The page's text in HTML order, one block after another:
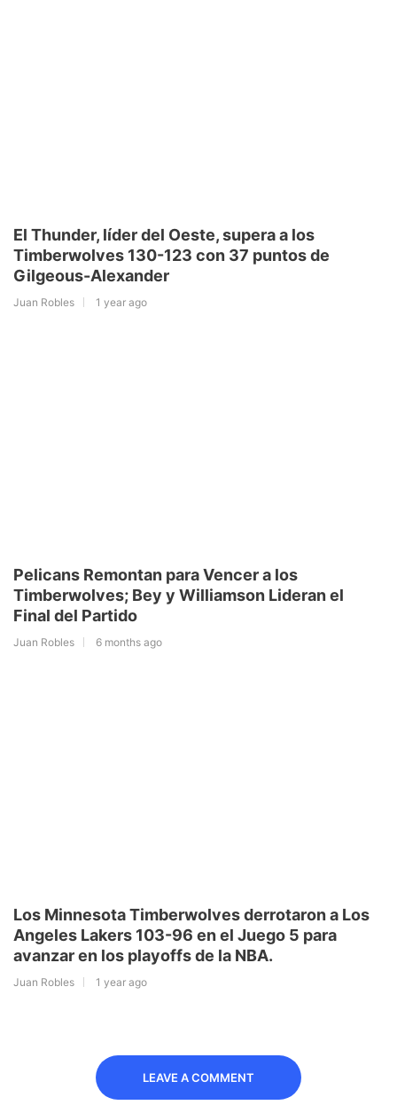
El Thunder, líder del Oeste, supera a los
Timberwolves 130-123 con 37 puntos de
Gilgeous-Alexander
Juan Robles 1 year ago
Pelicans Remontan para Vencer a los
Timberwolves; Bey y Williamson Lideran el
Final del Partido
Juan Robles 6 months ago
Los Minnesota Timberwolves derrotaron a Los
Angeles Lakers 103-96 en el Juego 5 para
avanzar en los playoffs de la NBA.
Juan Robles 1 year ago
LEAVE A COMMENT